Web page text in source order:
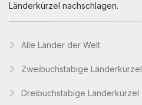
Länderkürzel nachschlagen.
Alle Länder der Welt
Zweibuchstabige Länderkürzel
Dreibuchstabige Länderkürzel